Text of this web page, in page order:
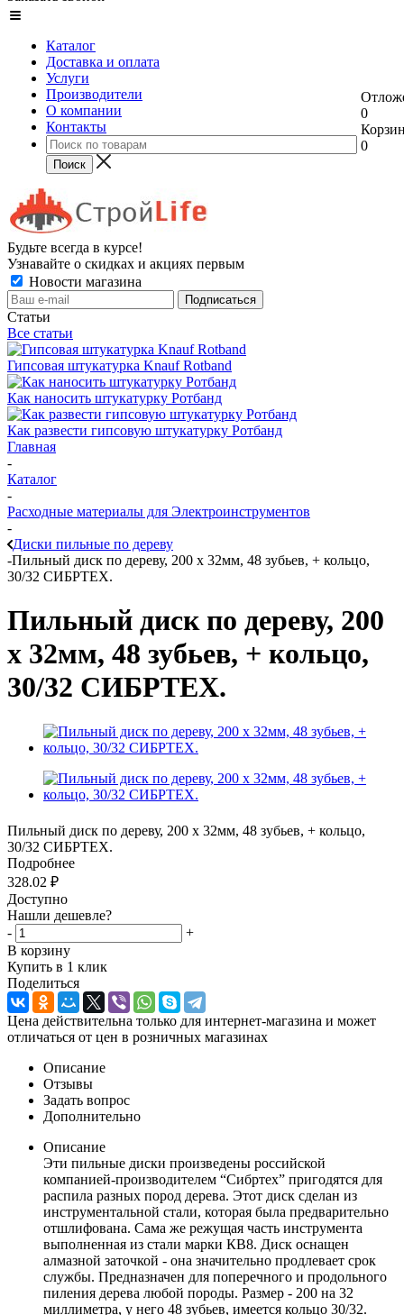
Каталог
Доставка и оплата
Услуги
Производители
О компании
Контакты
0
0
Будьте всегда в курсе!
Узнавайте о скидках и акциях первым
Новости магазина
Статьи
Все статьи
Гипсовая штукатурка Knauf Rotband
Как наносить штукатурку Ротбанд
Как развести гипсовую штукатурку Ротбанд
Главная
-
Каталог
-
Расходные материалы для Электроинструментов
-
Диски пильные по дереву
-Пильный диск по дереву, 200 х 32мм, 48 зубьев, + кольцо,
30/32 СИБРТЕХ.
Пильный диск по дереву, 200
х 32мм, 48 зубьев, + кольцо,
30/32 СИБРТЕХ.
Пильный диск по дереву, 200 х 32мм, 48 зубьев, + кольцо,
30/32 СИБРТЕХ.
Подробнее
328.02 ₽
Доступно
Нашли дешевле?
-
+
В корзину
Купить в 1 клик
Поделиться
Цена действительна только для интернет-магазина и может
отличаться от цен в розничных магазинах
Описание
Отзывы
Задать вопрос
Дополнительно
Описание
Эти пильные диски произведены российской
компанией-производителем “Сибртех” пригодятся для
распила разных пород дерева. Этот диск сделан из
инструментальной стали, которая была предварительно
отшлифована. Сама же режущая часть инструмента
выполненная из стали марки КВ8. Диск оснащен
алмазной заточкой - она значительно продлевает срок
службы. Предназначен для поперечного и продольного
пиления дерева любой породы. Размер - 200 на 32
миллиметра, у него 48 зубьев, имеется кольцо 30/32.